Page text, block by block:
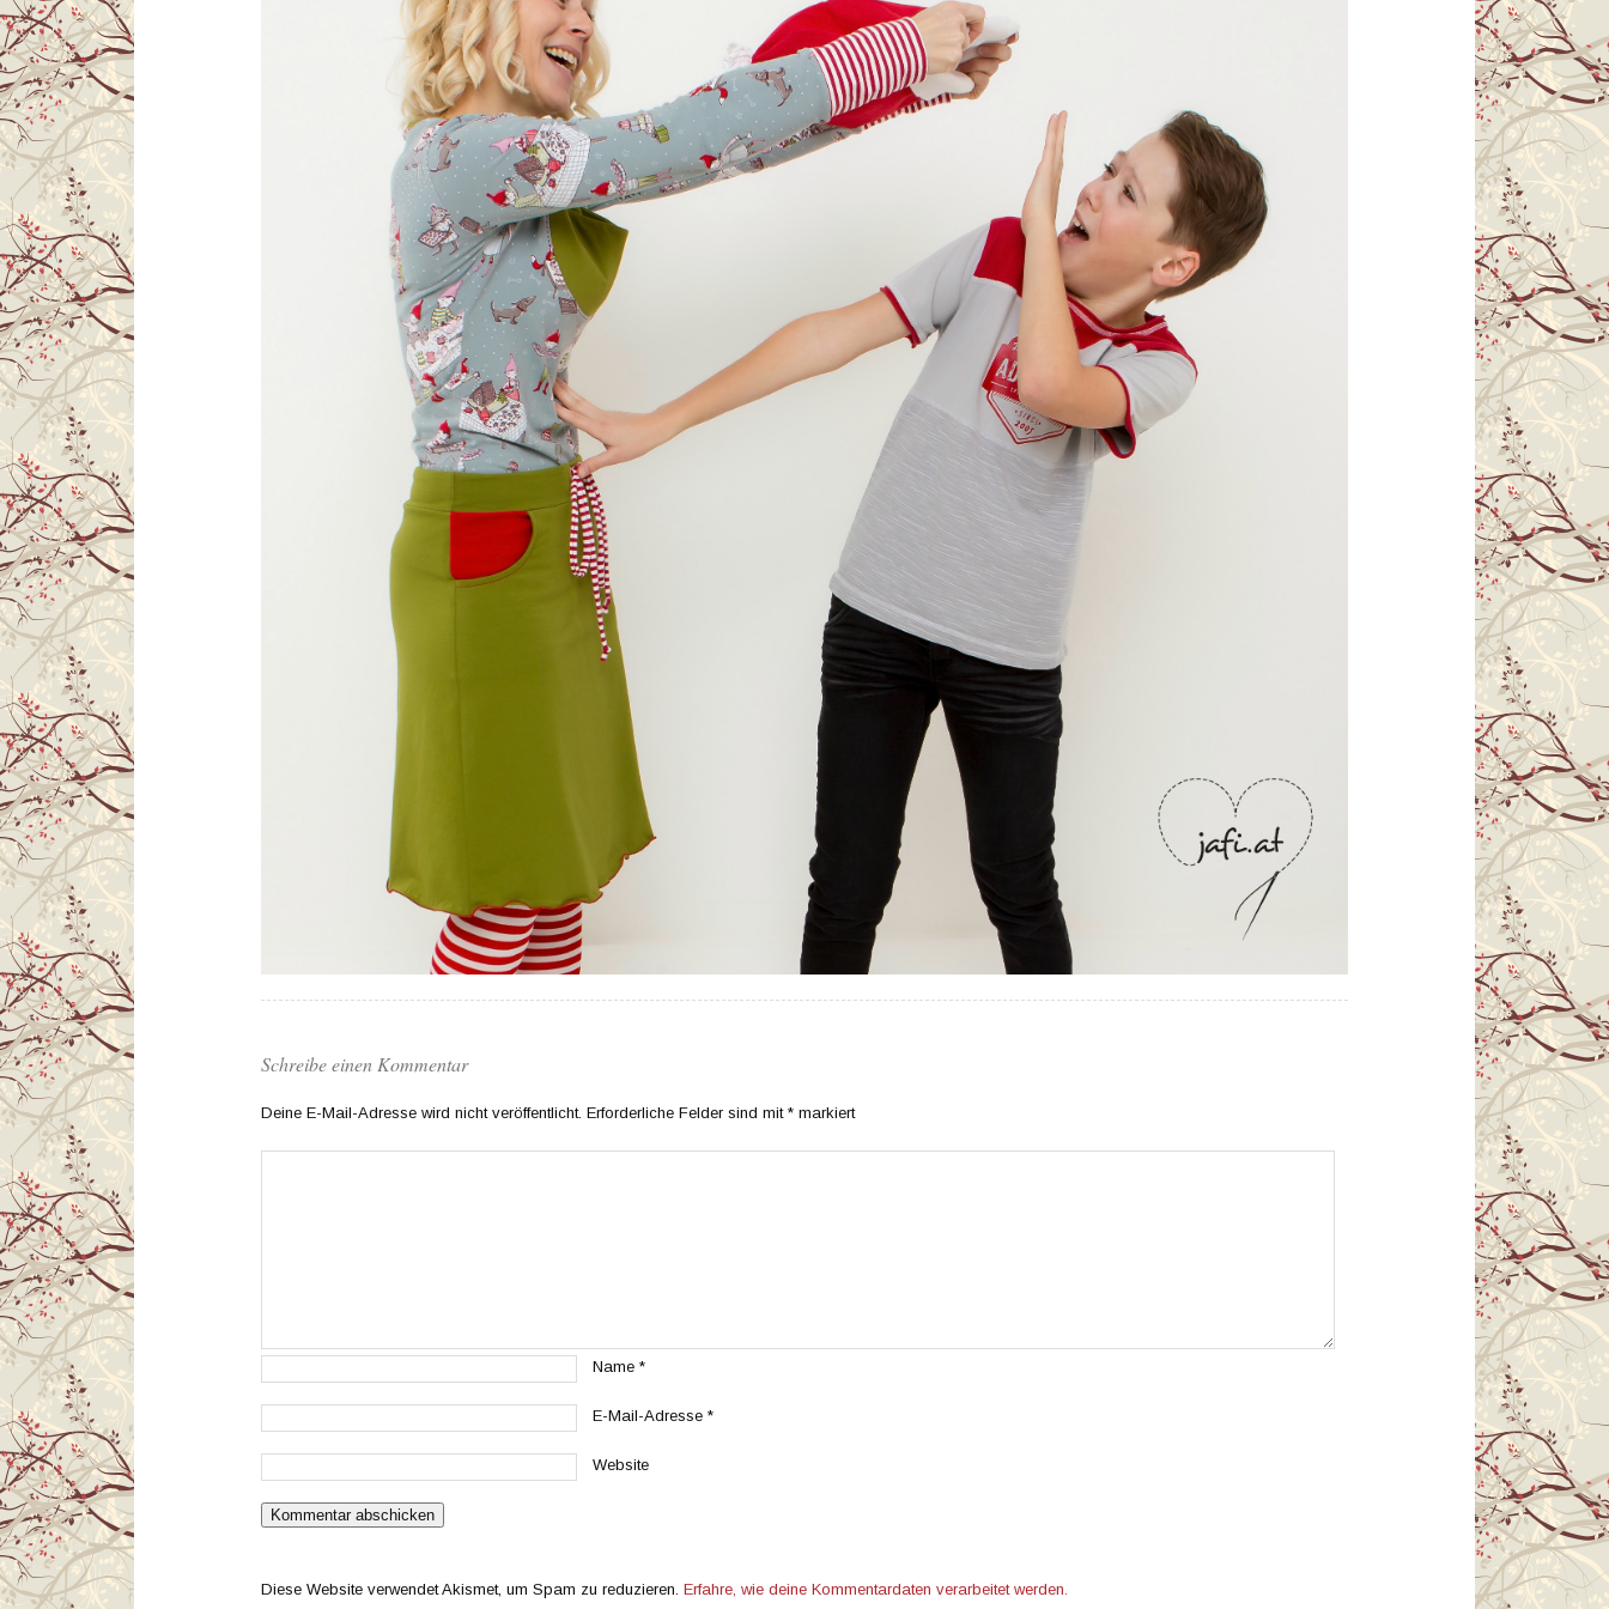
Schreibe einen Kommentar
Deine E-Mail-Adresse wird nicht veröffentlicht. Erforderliche Felder sind mit * markiert
Name *
E-Mail-Adresse *
Website
Diese Website verwendet Akismet, um Spam zu reduzieren. Erfahre, wie deine Kommentardaten verarbeitet werden.